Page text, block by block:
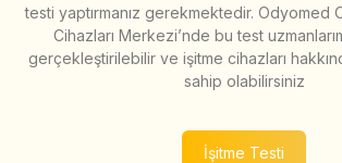
testi yaptırmanız gerekmektedir. Odyomed
Cihazları Merkezi’nde bu test
gerçekleştirilebilir ve işitme cihazları
sahip olabilirsiniz
İşitme Testi